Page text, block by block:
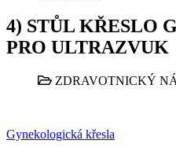
4) STŮL KŘESLO
PRO ULTRAZVUK
ZDRAVOTNICKÝ
Gynekologická křesla